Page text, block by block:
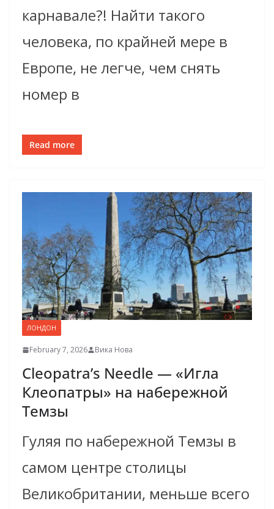
карнавале?! Найти такого
человека, по крайней мере в
Европе, не легче, чем снять
номер в
Read more
ЛОНДОН
February 7, 2026 Вика Нова
Cleopatra’s Needle — «Игла
Клеопатры» на набережной
Темзы
Гуляя по набережной Темзы в
самом центре столицы
Великобритании, меньше всего